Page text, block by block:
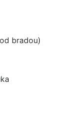
bradou)